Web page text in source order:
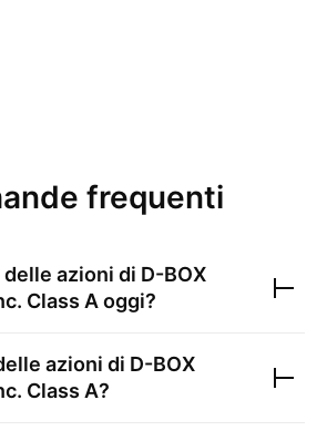
frequenti
delle azioni di D-BOX
Class A oggi?
azioni di D-BOX
Class A?